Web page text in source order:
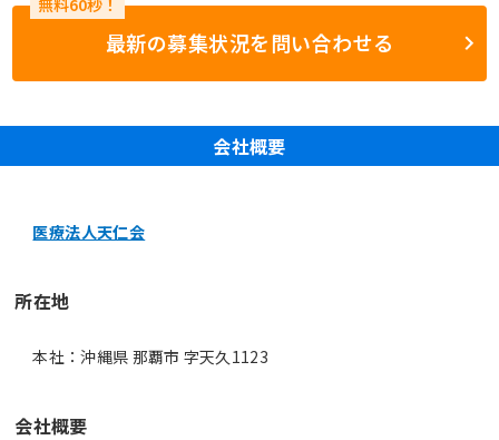
最新の募集状況を問い合わせる
会社概要
医療法人天仁会
所在地
本社：沖縄県 那覇市 字天久1123
会社概要